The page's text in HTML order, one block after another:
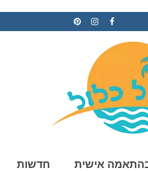
בהתאמה אישית חדשות